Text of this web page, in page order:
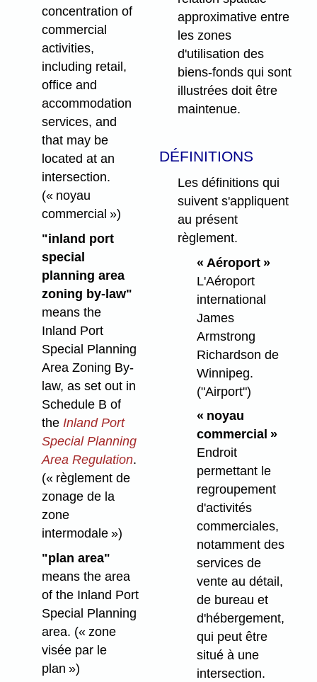
concentration of
commercial
activities,
including retail,
office and
accommodation
services, and
that may be
located at an
intersection.
(« noyau
commercial »)
"inland port
special
planning area
zoning by-law"
means the
Inland Port
Special Planning
Area Zoning By-
law, as set out in
Schedule B of
the Inland Port
Special Planning
Area Regulation.
(« règlement de
zonage de la
zone
intermodale »)
"plan area"
means the area
of the Inland Port
Special Planning
area. (« zone
visée par le
plan »)
approximative entre
les zones
d'utilisation des
biens-fonds qui sont
illustrées doit être
maintenue.
DÉFINITIONS
Les définitions qui
suivent s'appliquent
au présent
règlement.
« Aéroport »
L'Aéroport
international
James
Armstrong
Richardson de
Winnipeg.
("Airport")
« noyau
commercial »
Endroit
permettant le
regroupement
d'activités
commerciales,
notamment des
services de
vente au détail,
de bureau et
d'hébergement,
qui peut être
situé à une
intersection.